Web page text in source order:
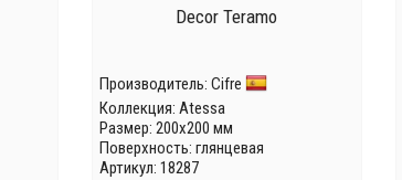
Decor Teramo
Производитель: Cifre
Коллекция: Atessa
Размер: 200x200 мм
Поверхность: глянцевая
Артикул: 18287